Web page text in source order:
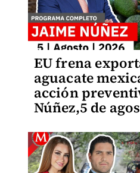
EU frena
aguacate
acción
Núñez,5 de